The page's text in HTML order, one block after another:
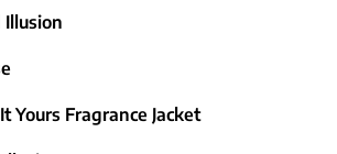
Illusion
Yours Fragrance Jacket